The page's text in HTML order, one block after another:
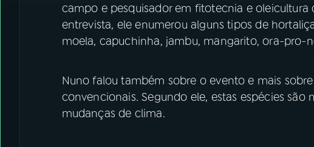
campo e pesquisador em fitotecnia e oleicultura
entrevista, ele enumerou alguns tipos de
moela, capuchinha, jambu, mangarito, ora-pro-
Nuno falou também sobre o evento e mais
convencionais. Segundo ele, estas espécies
mudanças de clima.